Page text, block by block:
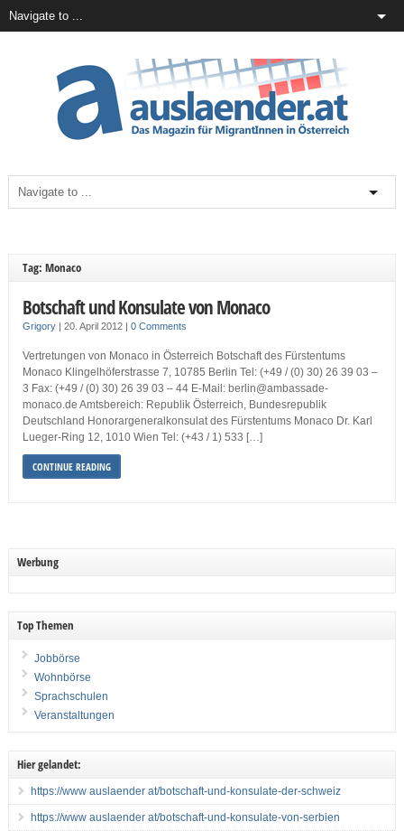
Tag: Monaco
Botschaft und Konsulate von Monaco
Grigory| 20. April 2012 | 0 Comments
Vertretungen von Monaco in Österreich Botschaft des Fürstentums
Monaco Klingelhöferstrasse 7, 10785 Berlin Tel: (+49 / (0) 30) 26 39 03 –
3 Fax: (+49 / (0) 30) 26 39 03 – 44 E-Mail: berlin@ambassade-
monaco.de Amtsbereich: Republik Österreich, Bundesrepublik
Deutschland Honorargeneralkonsulat des Fürstentums Monaco Dr. Karl
Lueger-Ring 12, 1010 Wien Tel: (+43 / 1) 533 […]
CONTINUE READING
Werbung
Top Themen
Jobbörse
Wohnbörse
Sprachschulen
Veranstaltungen
Hier gelandet:
https://www auslaender at/botschaft-und-konsulate-der-schweiz
https://www auslaender at/botschaft-und-konsulate-von-serbien